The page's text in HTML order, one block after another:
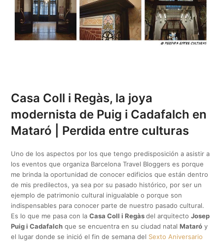
Casa Coll i Regàs, la joya
modernista de Puig i Cadafalch en
Mataró | Perdida entre culturas
Uno de los aspectos por los que tengo predisposición a asistir a
los eventos que organiza Barcelona Travel Bloggers es porque
me brinda la oportunidad de conocer edificios que están dentro
de mis predilectos, ya sea por su pasado histórico, por ser un
ejemplo de patrimonio cultural inigualable o porque son
indispensables para conocer parte de nuestro pasado cultural.
Es lo que me pasa con laCasa Coll i Regàsdel arquitectoJosep
Puig i Cadafalch que se encuentra en su ciudad natalMataró y
el lugar donde se inició el fin de semana del Sexto Aniversario